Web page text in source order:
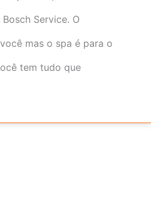
Service. O
mas o spa é para o
tem tudo que